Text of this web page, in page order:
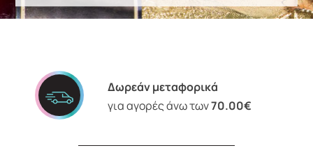
Δωρεάν μεταφορικά
για αγορές άνω των70.00€